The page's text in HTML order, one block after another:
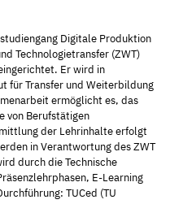
Digitale Produktion
Technologietransfer (ZWT)
Er wird in
für Transfer und Weiterbildung
ermöglicht es, das
von Berufstätigen
der Lehrinhalte erfolgt
in Verantwortung des ZWT
durch die Technische
E-Learning
TUCed (TU